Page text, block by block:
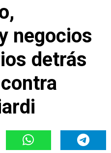
negocios
detrás